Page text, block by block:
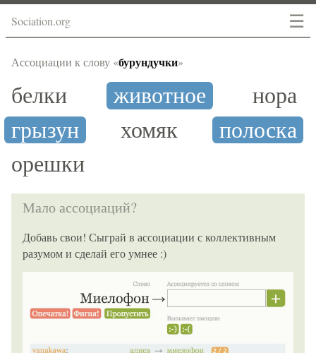
☰
Sociation.org
Ассоциации к слову «бурундучки»
белки животное
нора
грызун
хомяк
полоска
орешки
Мало ассоциаций?
Добавь свои! Сыграй в ассоциации с коллективным
разумом и сделай его умнее :)